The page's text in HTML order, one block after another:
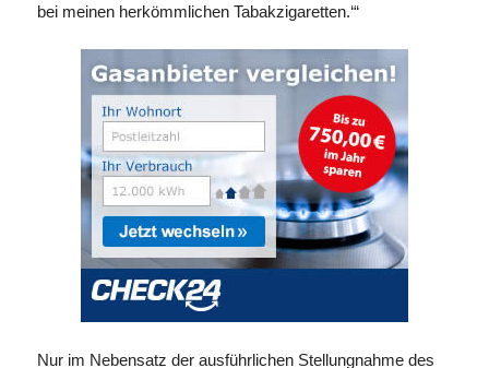
bei meinen herkömmlichen Tabakzigaretten.‘“
Nur im Nebensatz der ausführlichen Stellungnahme des